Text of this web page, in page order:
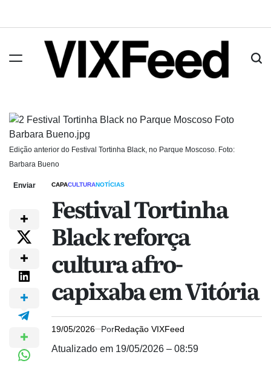
Edição anterior do Festival Tortinha Black, no Parque Moscoso. Foto:
Barbara Bueno
Enviar CAPACULTURANOTÍCIAS
Festival Tortinha
Black reforça
cultura afro-
capixaba em Vitória
19/05/2026 PorRedação VIXFeed
Atualizado em 19/05/2026 – 08:59